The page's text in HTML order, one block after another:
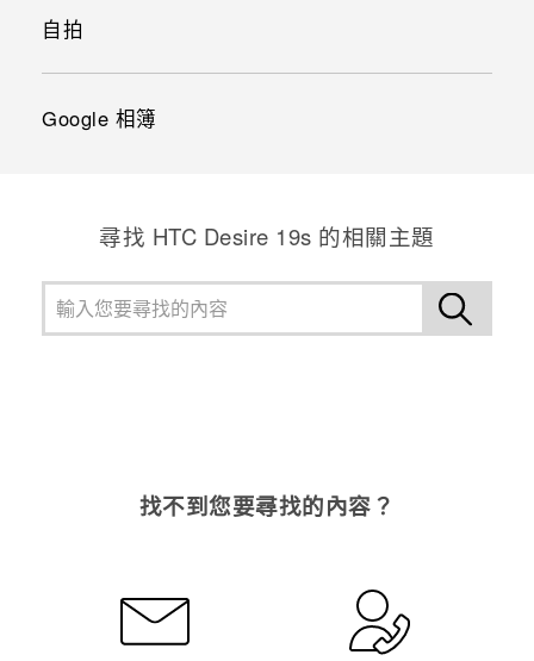
自拍
Google 相簿
尋找 ‎HTC Desire 19s 的相關主題
找不到您要尋找的內容？